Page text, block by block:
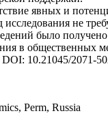
явных и
не
было получено
в общественных
DOI: 10.21045/2071-
Perm, Russia